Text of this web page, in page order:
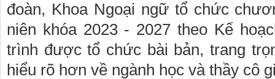
đoàn, Khoa Ngoại ngữ tổ chức
niên khóa 2023 - 2027 theo Kế
trình được tổ chức bài bản, trang
hiểu rõ hơn về ngành học và thầy cô